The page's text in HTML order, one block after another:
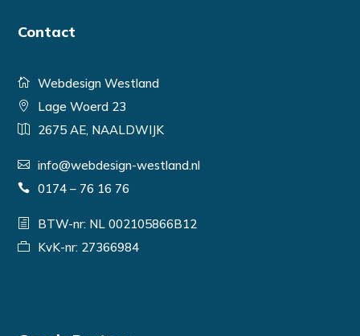
Contact
Webdesign Westland
Lage Woerd 23
2675 AE, NAALDWIJK
info@webdesign-westland.nl
0174 – 76 16 76
BTW-nr: NL 002105866B12
KvK-nr: 27366984